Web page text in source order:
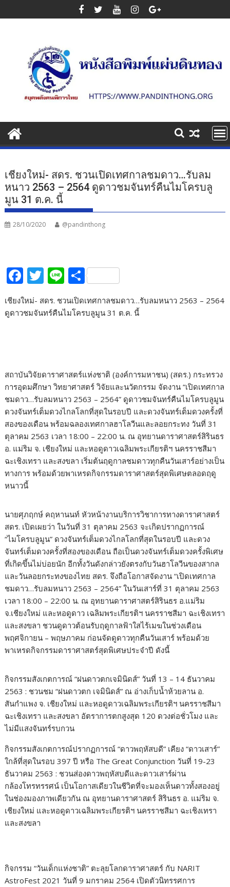
to
เชียงใหม่- สดร. ชวนเปิดเทศกาลชมดาว…รับลม
หนาว 2563 – 2564 ดูดาวชมจันทร์คืนไมโครบลู
มูน 31 ต.ค. นี้
28/10/2020 @pandinthong
F
ac
e
k
T
itt
Li
n
e
S
ar
e
เชียงใหม่- สดร. ชวนเปิดเทศกาลชมดาว…รับลมหนาว 2563 – 2564
ดูดาวชมจันทร์คืนไมโครบลูมูน 31 ต.ค. นี้
​สถาบันวิจัยดาราศาสตร์แห่งชาติ (องค์การมหาชน) (สดร.) กระทรวง
การอุดมศึกษา วิทยาศาสตร์ วิจัยและนวัตกรรม จัดงาน “เปิดเทศกาล
ชมดาว…รับลมหนาว 2563 – 2564” ดูดาวชมจันทร์คืนไมโครบลูมูน
ดวงจันทร์เต็มดวงไกลโลกที่สุดในรอบปี และดวงจันทร์เต็มดวงครั้งที่
สองของเดือน พร้อมฉลองเทศกาลฮาโลวีนและลอยกระทง วันที่ 31
ตุลาคม 2563 เวลา 18:00 – 22:00 น. ณ อุทยานดาราศาสตร์สิรินธร
อ. แม่ริม จ. เชียงใหม่ และหอดูดาวเฉลิมพระเกียรติฯ นครราชสีมา
ฉะเชิงเทรา และสงขลา เริ่มต้นฤดูกาลชมดาวทุกคืนวันเสาร์อย่างเป็น
ทางการ พร้อมด้วยพาเหรดกิจกรรมดาราศาสตร์สุดพิเศษตลอดฤดู
หนาวนี้
​นายศุภฤกษ์ คฤหานนท์ หัวหน้างานบริการวิชาการทางดาราศาสตร์
สดร. เปิดเผยว่า ในวันที่ 31 ตุลาคม 2563 จะเกิดปรากฏการณ์
“ไมโครบลูมูน” ดวงจันทร์เต็มดวงไกลโลกที่สุดในรอบปี และดวง
จันทร์เต็มดวงครั้งที่สองของเดือน ถือเป็นดวงจันทร์เต็มดวงครั้งพิเศษ
ที่เกิดขึ้นไม่บ่อยนัก อีกทั้งวันดังกล่าวยังตรงกับวันฮาโลวีนของสากล
และวันลอยกระทงของไทย สดร. จึงถือโอกาสจัดงาน “เปิดเทศกาล
ชมดาว…รับลมหนาว 2563 – 2564” ในวันเสาร์ที่ 31 ตุลาคม 2563
เวลา 18:00 – 22:00 น. ณ อุทยานดาราศาสตร์สิรินธร อ.แม่ริม
จ.เชียงใหม่ และหอดูดาว เฉลิมพระเกียรติฯ นครราชสีมา ฉะเชิงเทรา
และสงขลา ชวนดูดาวต้อนรับฤดูกาลฟ้าใสไร้เมฆในช่วงเดือน
พฤศจิกายน – พฤษภาคม ก่อนจัดดูดาวทุกคืนวันเสาร์ พร้อมด้วย
พาเหรดกิจกรรมดาราศาสตร์สุดพิเศษประจำปี ดังนี้
​กิจกรรมสังเกตการณ์ “ฝนดาวตกเจมินิดส์” วันที่ 13 – 14 ธันวาคม
2563 : ชวนชม “ฝนดาวตก เจมินิดส์” ณ อ่างเก็บน้ำห้วยลาน อ.
สันกำแพง จ. เชียงใหม่ และหอดูดาวเฉลิมพระเกียรติฯ นครราชสีมา
ฉะเชิงเทรา และสงขลา อัตราการตกสูงสุด 120 ดวงต่อชั่วโมง และ
ไม่มีแสงจันทร์รบกวน
​กิจกรรมสังเกตการณ์ปรากฏการณ์ “ดาวพฤหัสบดี” เคียง “ดาวเสาร์”
ใกล้ที่สุดในรอบ 397 ปี หรือ The Great Conjunction วันที่ 19-23
ธันวาคม 2563 : ชวนส่องดาวพฤหัสบดีและดาวเสาร์ผ่าน
กล้องโทรทรรศน์ เป็นโอกาสเดียวในชีวิตที่จะมองเห็นดาวทั้งสองอยู่
ในช่องมองภาพเดียวกัน ณ อุทยานดาราศาสตร์ สิรินธร อ. แม่ริม จ.
เชียงใหม่ และหอดูดาวเฉลิมพระเกียรติฯ นครราชสีมา ฉะเชิงเทรา
และสงขลา
กิจกรรม “วันเด็กแห่งชาติ” ตะลุยโลกดาราศาสตร์ กับ NARIT
AstroFest 2021 วันที่ 9 มกราคม 2564 เปิดตัวนิทรรศการ